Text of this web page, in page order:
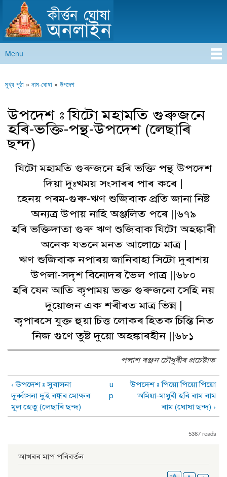
main
content
কীৰ্ত্তন ঘোষা অনলাইন
Main menu
Menu
You are here
মুখ্য পৃষ্ঠা » নাম-ঘোষা » উপদেশ
উপদেশ : যিটো মহামতি গুৰুজনে
হৰি-ভক্তি-পন্থ-উপদেশ (লেছাৰি
ছন্দ)
যিটো মহামতি গুৰুজনে হৰি ভক্তি পন্থ উপদেশ
দিয়া দুঃখময় সংসাৰৰ পাৰ কৰে |
হেনয় পৰম-গুৰু-ঋণ শুজিবাক প্ৰতি জানা নিষ্ট
অন্যত্ৰ উপায় নাহি অঞ্জলিত পৰে ||৬৭৯
হৰি ভক্তিদাতা গুৰু ঋণ শুজিবাক যিটো অহঙ্কাৰী
অনেক যতনে মনত আলোচে মাত্ৰ |
ঋণ শুজিবাক নপাৰয় জানিবাহা সিটো দুৰাশয়
উপলা-সদৃশ বিনোদৰ ভৈল পাত্ৰ ||৬৮০
হৰি যেন আতি কৃপাময় ভক্ত গুৰুজনো সেহি নয়
দুয়োজন এক শৰীৰত মাত্ৰ ভিন্ন |
কৃপাৰসে যুক্ত হুয়া চিত্ত লোকৰ হিতক চিন্তি নিত
নিজ গুণে তুষ্ট দুয়ো অহঙ্কাৰহীন ||৬৮১
পলাশ ৰঞ্জন চৌধুৰীৰ প্ৰচেষ্টাত
‹ উপদেশ : সুবাসনা
দুৰ্ব্বাসনা দুই বন্ধৰ মোক্ষৰ
মূল হেতু (লেছাৰি ছন্দ)
u
p
উপদেশ : পিয়ো পিয়ো পিয়ো
অমিয়া-মাধুৰী হৰি ৰাম ৰাম
ৰাম (ঘোষা ছন্দ) ›
5367 reads
আখৰৰ মাপ পৰিবৰ্তন